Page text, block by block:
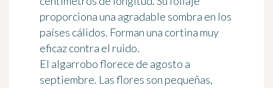
proporciona una agradable sombra en los
países cálidos. Forman una cortina muy
eficaz contra el ruido.
El algarrobo florece de agosto a
septiembre. Las flores son pequeñas,